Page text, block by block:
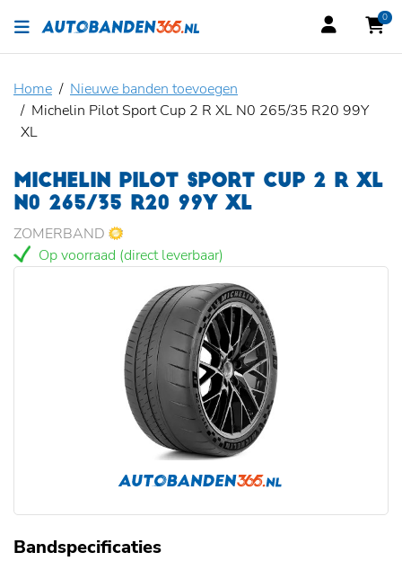
0
Home
Nieuwe banden toevoegen
Michelin Pilot Sport Cup 2 R XL N0 265/35 R20 99Y
XL
MICHELIN PILOT SPORT CUP 2 R XL
N0 265/35 R20 99Y XL
ZOMERBAND
Op voorraad (direct leverbaar)
Bandspecificaties